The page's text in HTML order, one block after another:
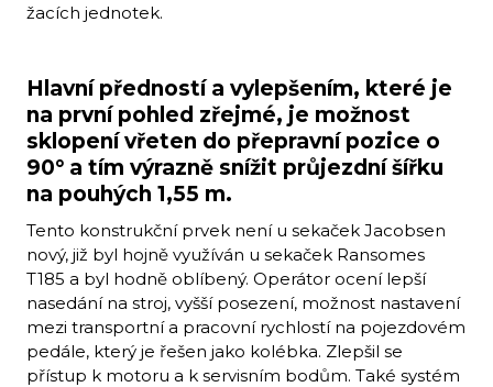
žacích jednotek.
Hlavní předností a vylepšením, které je
na první pohled zřejmé, je možnost
sklopení vřeten do přepravní pozice o
90° a tím výrazně snížit průjezdní šířku
na pouhých 1,55 m.
Tento konstrukční prvek není u sekaček Jacobsen
nový, již byl hojně využíván u sekaček Ransomes
T185 a byl hodně oblíbený. Operátor ocení lepší
nasedání na stroj, vyšší posezení, možnost nastavení
mezi transportní a pracovní rychlostí na pojezdovém
pedále, který je řešen jako kolébka. Zlepšil se
přístup k motoru a k servisním bodům. Také systém